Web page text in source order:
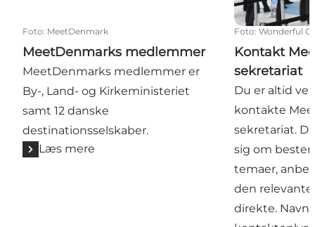
Foto: MeetDenmark
MeetDenmarks medlemmer
MeetDenmarks medlemmer er
By-, Land- og Kirkeministeriet
samt 12 danske
destinationsselskaber.
Læs mere
Foto: Wonderful
Kontakt
sekretariat
Du er altid
kontakte
sekretariat.
sig om
temaer,
den
direkte. Navn